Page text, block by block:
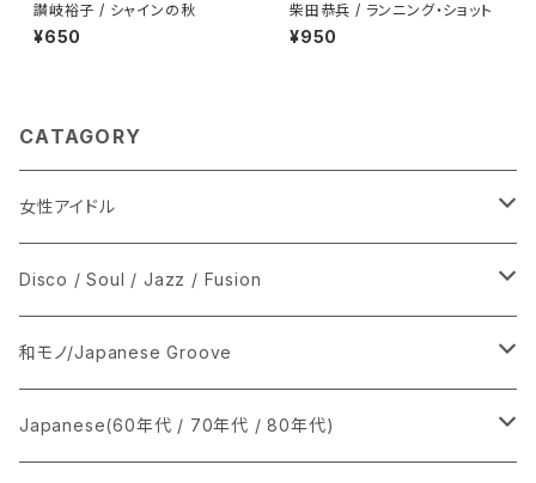
讃岐裕子 / シャインの秋
¥650
柴田恭兵 / ランニング・ショット
¥950
CATAGORY
女性アイドル
シングル盤
あ行
か行
LP
CD
Disco / Soul / Jazz / Fusion
シングル盤
A
12インチ・シングル
和モノ/Japanese Groove
シングル盤
Japanese(60年代 / 70年代 / 80年代)